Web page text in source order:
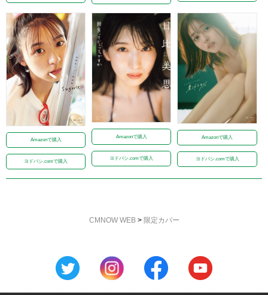
Amazonで購入
ヨドバシ.comで購入
Amazonで購入
ヨドバシ.comで購入
Amazonで購入
ヨドバシ.comで購入
CMNOW WEB> 限定カバー